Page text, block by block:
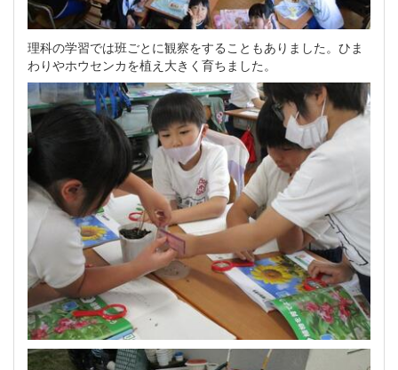
理科の学習では班ごとに観察をすることもありました。ひま
わりやホウセンカを植え大きく育ちました。